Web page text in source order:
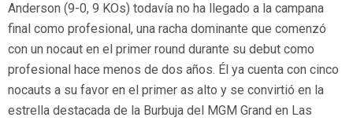
Anderson (9-0, 9 KOs) todavía no ha llegado a la campana
final como profesional, una racha dominante que comenzó
con un nocaut en el primer round durante su debut como
profesional hace menos de dos años. Él ya cuenta con cinco
nocauts a su favor en el primer as alto y se convirtió en la
estrella destacada de la Burbuja del MGM Grand en Las